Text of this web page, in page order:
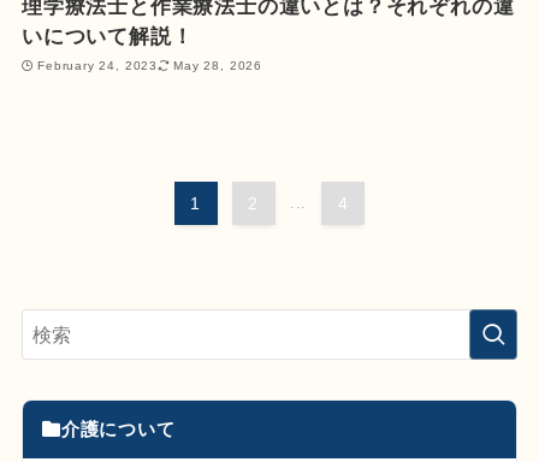
理学療法士と作業療法士の違いとは？それぞれの違
いについて解説！
February 24, 2023 May 28, 2026
1 2 4
介護について